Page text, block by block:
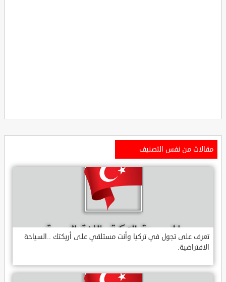
مقالات من نفس التصنيف
تعرف على تجول في تركيا وأنت مستلقي على أريكتك ..السياحة
الافتراضية.